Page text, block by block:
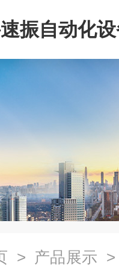
振自动化
> 产品展示